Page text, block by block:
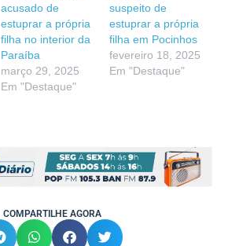
acusado de
estuprar a própria
filha no interior da
Paraíba
março 29, 2025
Em "Destaque"
suspeito de
estuprar a própria
filha em Pocinhos
fevereiro 18, 2025
Em "Destaque"
COMPARTILHE AGORA